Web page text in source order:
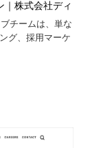
｜株式会社ディ
チームは、単な
グ、採用マーケ